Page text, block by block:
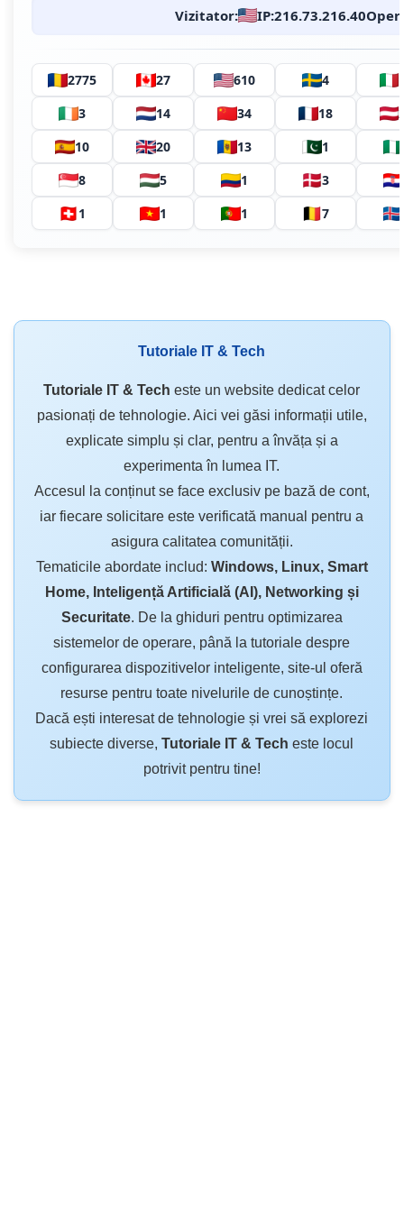
Vizitator: IP:216.73.216.40
2775 27 610 4
3
14 34 18
10
20 13 1
8
5 1 3
1
1 1 7
Tutoriale IT & Tech
Tutoriale IT & Tech este un website dedicat celor
pasionați de tehnologie. Aici vei găsi informații utile,
explicate simplu și clar, pentru a învăța și a
experimenta în lumea IT.
Accesul la conținut se face exclusiv pe bază de cont,
iar fiecare solicitare este verificată manual pentru a
asigura calitatea comunității.
Tematicile abordate includ: Windows, Linux, Smart
Home, Inteligență Artificială (AI), Networking și
Securitate. De la ghiduri pentru optimizarea
sistemelor de operare, până la tutoriale despre
configurarea dispozitivelor inteligente, site-ul oferă
resurse pentru toate nivelurile de cunoștințe.
Dacă ești interesat de tehnologie și vrei să explorezi
subiecte diverse,Tutoriale IT & Tech este locul
potrivit pentru tine!